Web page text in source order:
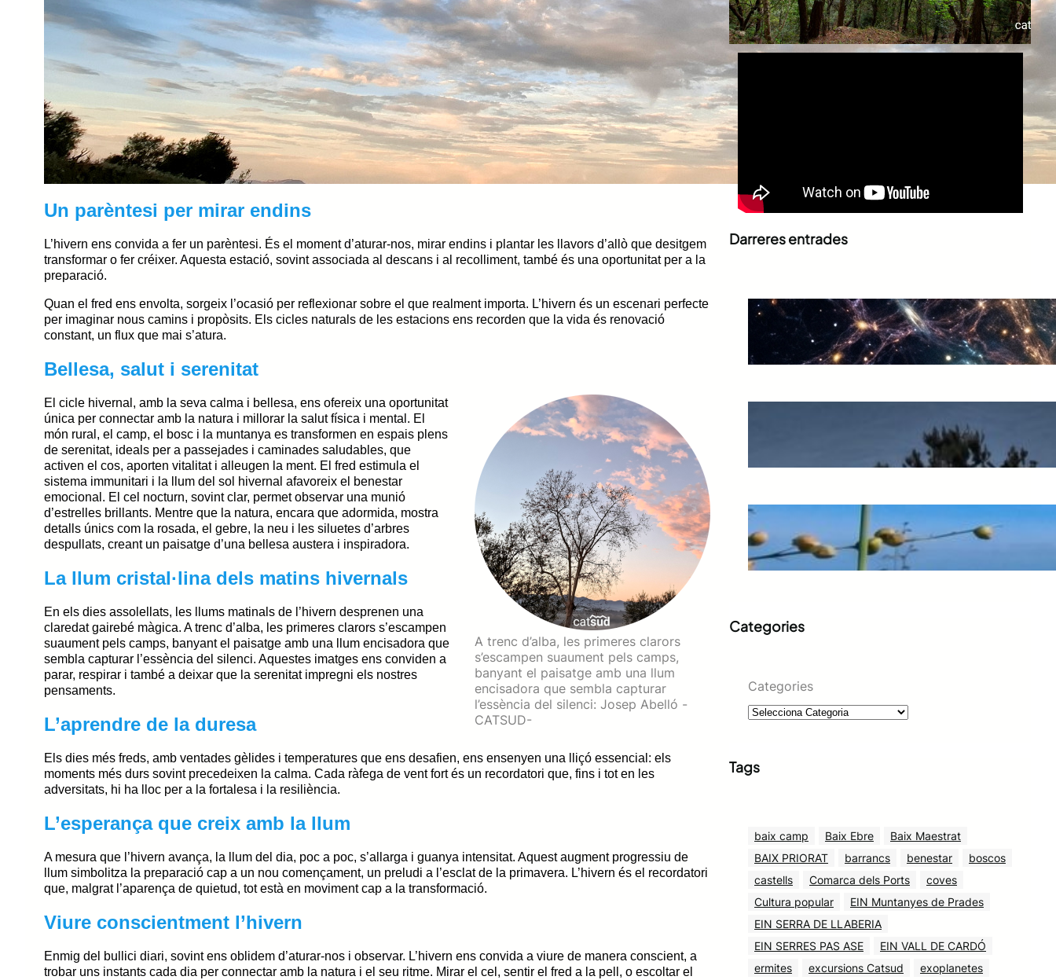
Un parèntesi per mirar endins
L’hivern ens convida a fer un parèntesi. És el moment d’aturar-nos, mirar endins i plantar les llavors d’allò que desitgem
transformar o fer créixer. Aquesta estació, sovint associada al descans i al recolliment, també és una oportunitat per a la
preparació.
Quan el fred ens envolta, sorgeix l’ocasió per reflexionar sobre el que realment importa. L’hivern és un escenari perfecte
per imaginar nous camins i propòsits. Els cicles naturals de les estacions ens recorden que la vida és renovació
constant, un flux que mai s’atura.
Bellesa, salut i serenitat
A trenc d’alba, les primeres clarors
s’escampen suaument pels camps,
banyant el paisatge amb una llum
encisadora que sembla capturar
l’essència del silenci: Josep Abelló -
CATSUD-
El cicle hivernal, amb la seva calma i bellesa, ens ofereix una oportunitat
única per connectar amb la natura i millorar la salut física i mental. El
món rural, el camp, el bosc i la muntanya es transformen en espais plens
de serenitat, ideal s per a passejades i caminades saludables, que
activen el cos, aporten vitalitat i alleugen la ment. El fred estimula el
sistema immunitari i la llum del sol hivernal afavoreix el benestar
emocional. El cel nocturn, sovint clar, permet observar una munió
d’estrelles brillants. Mentre que la natura, encara que adormida, mostra
detalls únics com la rosada, el gebre, la neu i les siluetes d’arbres
despullats, creant un paisatge d’una bellesa austera i inspiradora.
La llum cristal·lina dels matins hivernals
En els dies assolellats, les llums matinals de l’hivern desprenen una
claredat gairebé màgica. A trenc d’alba, les primeres clarors s’escampen
suaument pels camps, banyant el paisatge amb una llum encisadora que
sembla capturar l’essència del silenci. Aquestes imatges ens conviden a
parar, respirar i també a deixar que la serenitat impregni els nostres
pensaments.
L’aprendre de la duresa
Els dies més freds, amb ventades gèlides i temperatures que ens desafien, ens ensenyen una lliçó essencial: els
moments més durs sovint precedeixen la calma. Cada ràfega de vent fort és un recordatori que, fins i tot en les
adversitats, hi ha lloc per a la fortalesa i la resiliència.
L’esperança que creix amb la llum
A mesura que l’hivern avança, la llum del dia, poc a poc, s’allarga i guanya intensitat. Aquest augment progressiu de
llum simbolitza la preparació cap a un nou començament, un preludi a l’esclat de la primavera. L’hivern és el recordatori
que, malgrat l’aparença de quietud, tot està en moviment cap a la transformació.
Viure conscientment l’hivern
Enmig del bullici diari, sovint ens oblidem d’aturar-nos i observar. L’hivern ens convida a viure de manera conscient, a
trobar uns instants cada dia per connectar amb la natura i el seu ritme. Mirar el cel, sentir el fred a la pell, o escoltar el
Darreres entrades
Què és la supraconsciència?
juny 30, 2026
El preu d’un error còsmic
juny 20, 2026
L’espernallac: l’or groc de la
muntanya
juny 14, 2026
Categories
Categories
Tags
baix camp Baix Ebre
Baix Maestrat
BAIX PRIORAT
barrancs benestar
boscos
castells
Comarca dels Ports
coves
Cultura popular
EIN Muntanyes de Prades
EIN SERRA DE LLABERIA
EIN SERRES PAS ASE
EIN VALL DE CARDÓ
ermites
excursions Catsud
exoplanetes